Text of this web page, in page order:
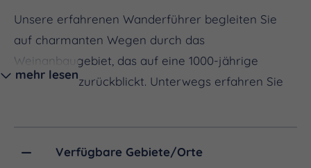
Unsere erfahrenen Wanderführer begleiten Sie
auf charmanten Wegen durch das
Weinanbaugebiet, das auf eine 1000-jährige
Geschichte zurückblickt. Unterwegs erfahren Sie
mehr lesen
Verfügbare Gebiete/Orte